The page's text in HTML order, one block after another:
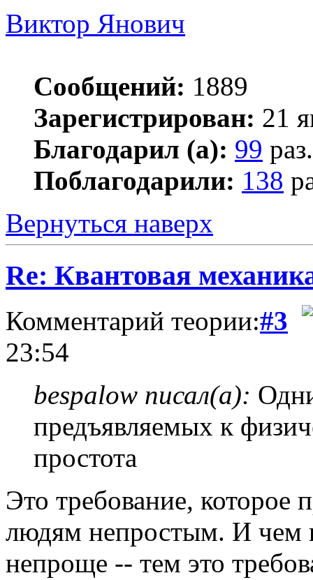
Виктор Янович
Сообщений: 1889
Зарегистрирован: 21
Благодарил (а): 99 раз.
Поблагодарили: 138
Вернуться наверх
Re: Квантовая
Комментарий теории:#3
23:54
bespalow писал(а):
предъявляемых к
простота
Это требование, которое
людям непростым. И чем
непроще -- тем это